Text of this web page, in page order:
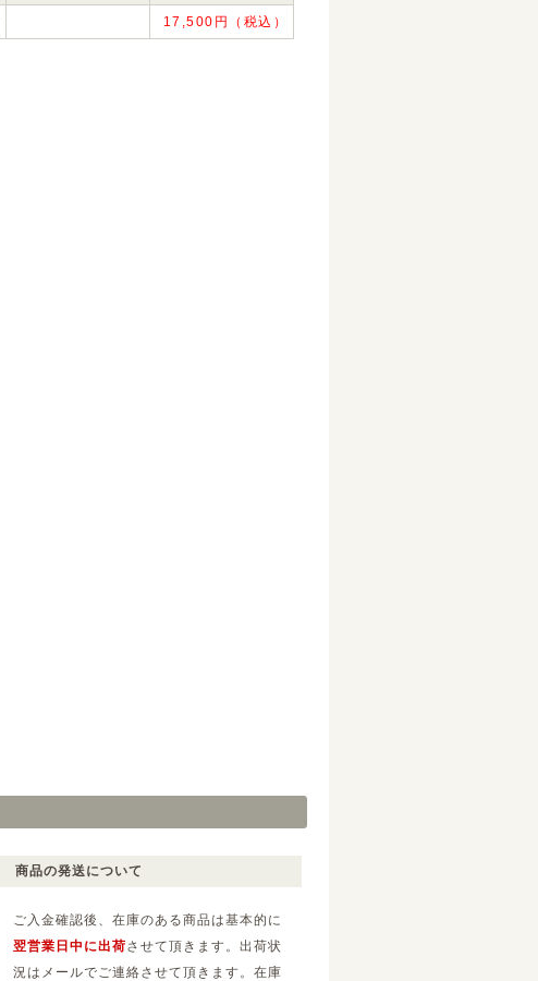
17,500円（税込）
商品の発送について
ご入金確認後、在庫のある商品は基本的に
翌営業日中に出荷させて頂きます。出荷状
況はメールでご連絡させて頂きます。在庫